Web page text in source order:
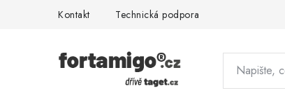
Kontakt Technická podpora